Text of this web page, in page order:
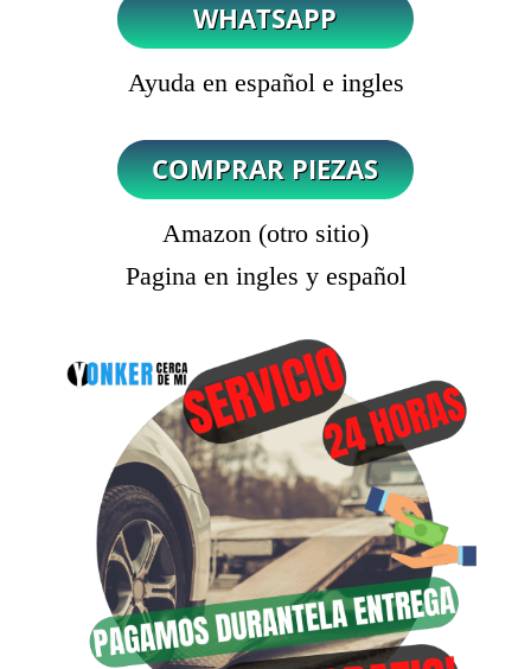
Ayuda en español e ingles
Amazon (otro sitio)
Pagina en ingles y español